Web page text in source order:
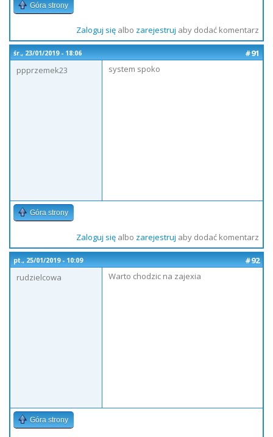
Góra strony
Zaloguj sięalbo zarejestruj aby dodać komentarz
śr., 23/01/2019 - 18:06
#91
ppprzemek23
system spoko
Góra strony
Zaloguj sięalbo zarejestruj aby dodać komentarz
pt., 25/01/2019 - 10:09
#92
rudzielcowa
Warto chodzic na zajexia
Góra strony